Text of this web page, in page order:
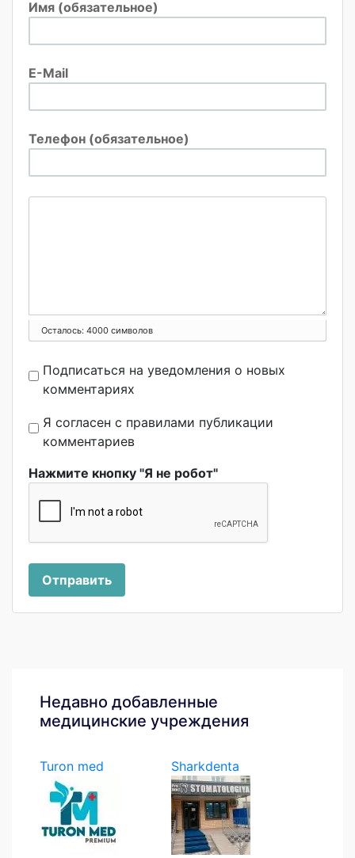
Имя (обязательное)
E-Mail
Телефон (обязательное)
Осталось: 4000 символов
Подписаться на уведомления о новых
комментариях
Я согласен с правилами публикации
комментариев
Нажмите кнопку "Я не робот"
Отправить
Недавно добавленные
медицинские учреждения
Turon med Sharkdenta